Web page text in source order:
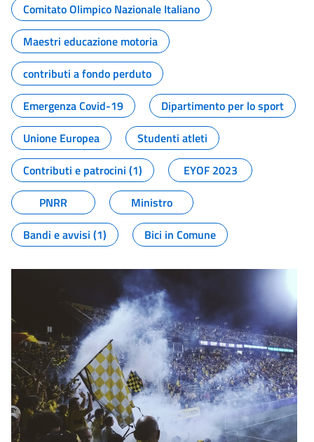
Comitato Olimpico Nazionale Italiano
Maestri educazione motoria
contributi a fondo perduto
Emergenza Covid-19
Dipartimento per lo sport
Unione Europea
Studenti atleti
Contributi e patrocini (1)
EYOF 2023
PNRR
Ministro
Bandi e avvisi (1)
Bici in Comune